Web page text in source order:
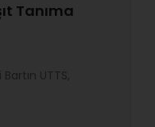
Tanıma
UTTS,